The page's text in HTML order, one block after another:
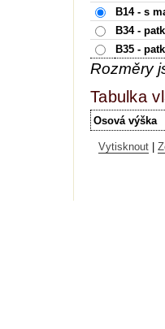
B14 - s
B34 -
B35 -
Rozměry
Tabulka
Osová výška
Vytisknout